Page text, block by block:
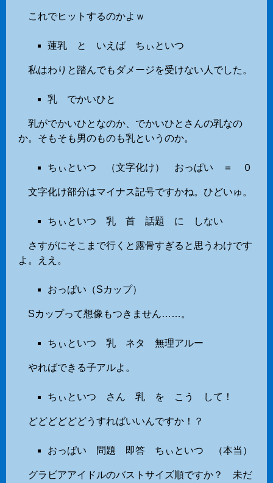
これでヒットするのかよｗ
蓮乳 と いえば ちぃといつ
私はわりと踏んでもダメージを受けない人でした。
乳 でかいひと
乳がでかいひとなのか、でかいひとさんの乳なの
か。そもそも男のものも乳というのか。
ちぃといつ （文字化け） おっぱい ＝ ０
文字化け部分はマイナス記号ですかね。ひどいゅ。
ちぃといつ 乳 首 話題 に しない
さすがにそこまで行くと露骨すぎると思うわけです
よ。ええ。
おっぱい（Sカップ）
Sカップって想像もつきません……。
ちぃといつ 乳 ネタ 無理アルー
やればできる子アルよ。
ちぃといつ さん 乳 を こう して！
どどどどどどうすればいいんですか！？
おっぱい 問題 即答 ちぃといつ （本当）
グラビアアイドルのバストサイズ順ですか？ 未だ